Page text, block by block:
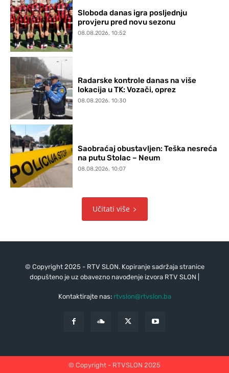
Sloboda danas igra posljednju
provjeru pred novu sezonu
08.08.2026. 10:52
Radarske kontrole danas na više
lokacija u TK: Vozači, oprez
08.08.2026. 10:30
Saobraćaj obustavljen: Teška nesreća
na putu Stolac – Neum
08.08.2026. 10:07
Učitati više
© Copyright 2025 - RTV SLON. Kopiranje sadržaja stranice
dopušteno je uz obavezno navođenje izvora RTV SLON |
Kontaktirajte nas: rtvslon@rtvslon.ba
© Copyright - RTVSLON 2025